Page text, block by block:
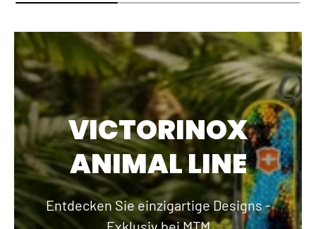
VICTORINOX
ANIMAL LINE
Entdecken Sie einzigartige Designs -